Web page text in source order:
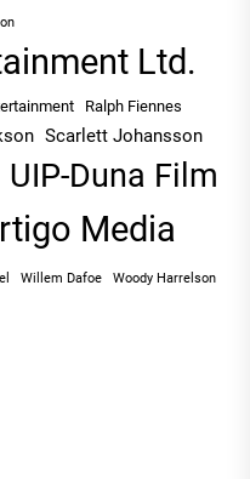
Ltd.
Ralph Fiennes
Scarlett Johansson
UIP-Duna Film
Media
Willem Dafoe Woody Harrelson